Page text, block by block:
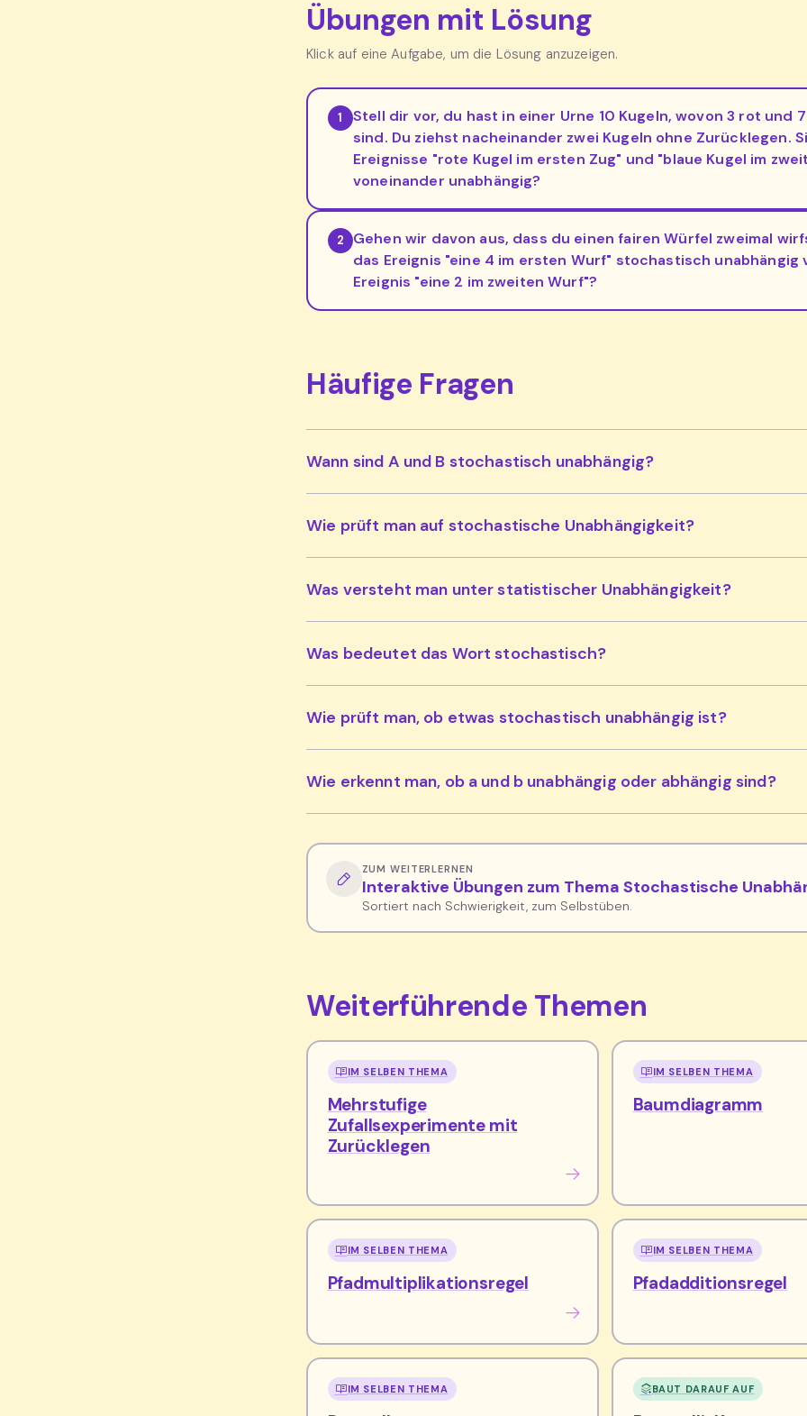
Übungen mit Lösung
Klick auf eine Aufgabe, um die Lösung anzuzeigen.
1
Stell dir vor, du hast in einer Urne 10 Kugeln, wovon 3 rot und
sind. Du ziehst nacheinander zwei Kugeln ohne Zurücklegen.
Ereignisse "rote Kugel im ersten Zug" und "blaue Kugel im
voneinander unabhängig?
2
Gehen wir davon aus, dass du einen fairen Würfel zweimal
das Ereignis "eine 4 im ersten Wurf" stochastisch unabhängig
Ereignis "eine 2 im zweiten Wurf"?
Häufige Fragen
Wann sind A und B stochastisch unabhängig?
Wie prüft man auf stochastische Unabhängigkeit?
Was versteht man unter statistischer Unabhängigkeit?
Was bedeutet das Wort stochastisch?
Wie prüft man, ob etwas stochastisch unabhängig ist?
Wie erkennt man, ob a und b unabhängig oder abhängig sind?
ZUM WEITERLERNEN
Interaktive Übungen zum Thema Stochastische
Sortiert nach Schwierigkeit, zum Selbstüben.
Weiterführende Themen
IM SELBEN THEMA
Mehrstufige
Zufallsexperimente mit
Zurücklegen
IM SELBEN THEMA
Baumdiagramm
IM SELBEN THEMA
Pfadmultiplikationsregel
IM SELBEN THEMA
Pfadadditionsregel
IM SELBEN THEMA BAUT DARAUF AUF